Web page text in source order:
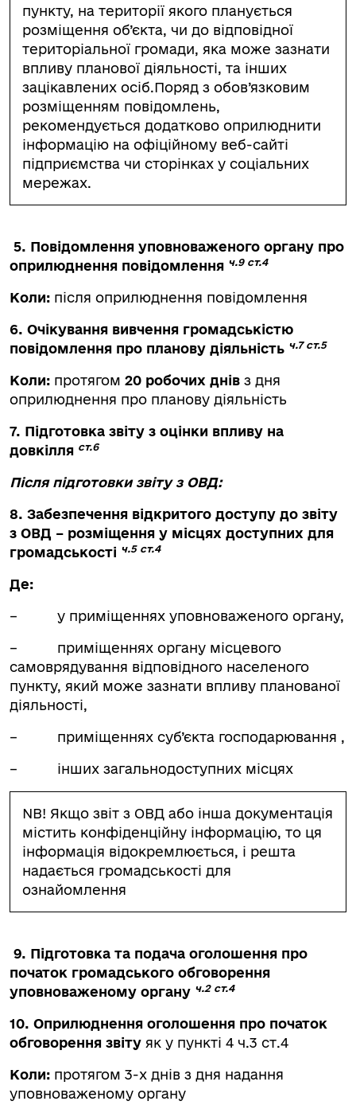
пункту, на території якого планується
розміщення об’єкта, чи до відповідної
територіальної громади, яка може зазнати
впливу планової діяльності, та інших
зацікавлених осіб.Поряд з обов’язковим
розміщенням повідомлень,
рекомендується додатково оприлюднити
інформацію на офіційному веб-сайті
підприємства чи сторінках у соціальних
мережах.
5. Повідомлення уповноваженого органу про
оприлюднення повідомлення ч.9 ст.4
Коли: після оприлюднення повідомлення
6. Очікування вивчення громадськістю
повідомлення про планову діяльність ч.7 ст.5
Коли: протягом 20 робочих днів з дня
оприлюднення про планову діяльність
7. Підготовка звіту з оцінки впливу на
довкілля ст.6
Після підготовки звіту з ОВД:
8. Забезпечення відкритого доступу до звіту
з ОВД – розміщення у місцях доступних для
громадськості ч.5 ст.4
Де:
– у приміщеннях уповноваженого органу,
– приміщеннях органу місцевого
самоврядування відповідного населеного
пункту, який може зазнати впливу планованої
діяльності,
– приміщеннях суб’єкта господарювання ,
– інших загальнодоступних місцях
NB! Якщо звіт з ОВД або інша документація
містить конфіденційну інформацію, то ця
інформація відокремлюється, і решта
надається громадськості для
ознайомлення
9. Підготовка та подача оголошення про
початок громадського обговорення
уповноваженому органу ч.2 ст.4
10. Оприлюднення оголошення про початок
обговорення звіту як у пункті 4 ч.3 ст.4
Коли: протягом 3-х днів з дня надання
уповноваженому органу